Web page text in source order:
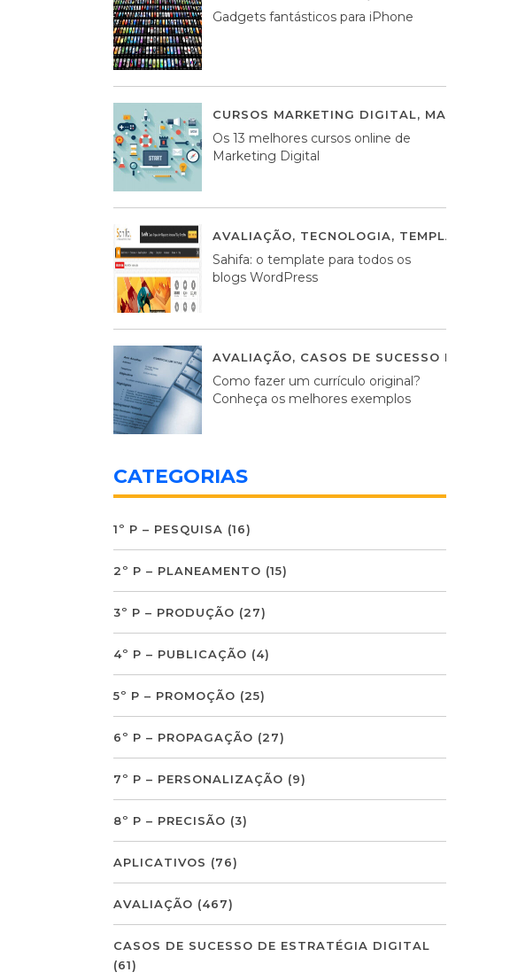
Gadgets fantásticos para iPhone
CURSOS MARKETING DIGITAL,
Os 13 melhores cursos online de
Marketing Digital
AVALIAÇÃO, TECNOLOGIA, TEMPLATES
Sahifa: o template para todos os
blogs WordPress
AVALIAÇÃO, CASOS DE SUCESSO DE
Como fazer um currículo original?
Conheça os melhores exemplos
CATEGORIAS
1º P – PESQUISA (16)
2º P – PLANEAMENTO (15)
3º P – PRODUÇÃO (27)
4º P – PUBLICAÇÃO (4)
5º P – PROMOÇÃO (25)
6º P – PROPAGAÇÃO (27)
7º P – PERSONALIZAÇÃO (9)
8º P – PRECISÃO (3)
APLICATIVOS (76)
AVALIAÇÃO (467)
CASOS DE SUCESSO DE ESTRATÉGIA DIGITAL
(61)